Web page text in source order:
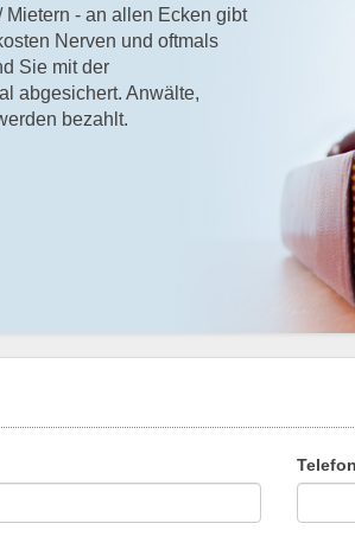
- an allen Ecken gibt
Nerven und oftmals
Sie mit der
abgesichert. Anwälte,
bezahlt.